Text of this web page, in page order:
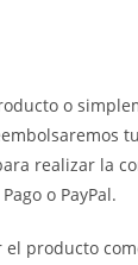
o
realizar la
o PayPal.
producto